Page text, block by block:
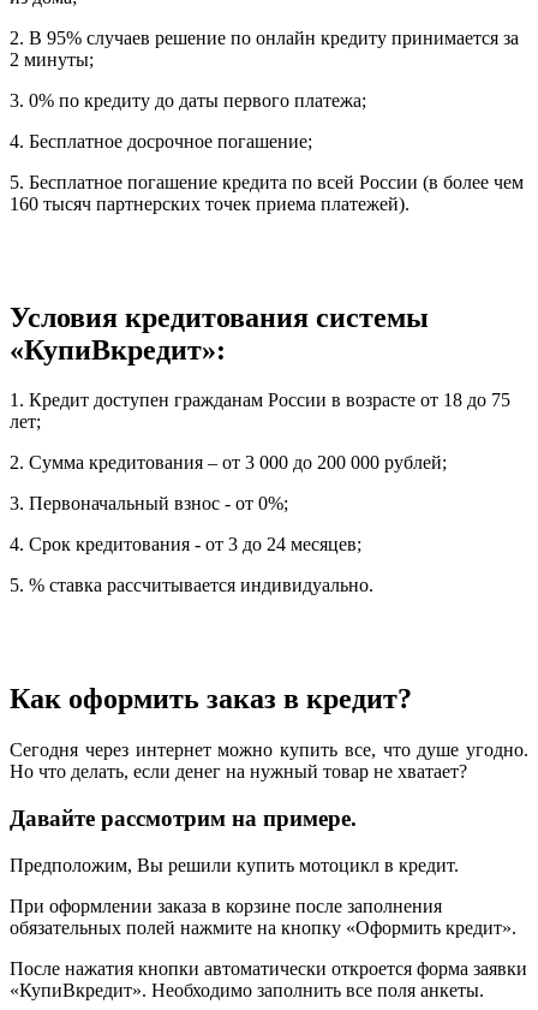
2. В 95% случаев решение по онлайн кредиту принимается за
2 минуты;
3. 0% по кредиту до даты первого платежа;
4. Бесплатное досрочное погашение;
5. Бесплатное погашение кредита по всей России (в более чем
160 тысяч партнерских точек приема платежей).
Условия кредитования системы
«КупиВкредит»:
1. Кредит доступен гражданам России в возрасте от 18 до 75
лет;
2. Сумма кредитования – от 3 000 до 200 000 рублей;
3. Первоначальный взнос - от 0%;
4. Срок кредитования - от 3 до 24 месяцев;
5. % ставка рассчитывается индивидуально.
Как оформить заказ в кредит?
Сегодня через интернет можно купить все, что душе угодно.
Но что делать, если денег на нужный товар не хватает?
Давайте рассмотрим на примере.
Предположим, Вы решили купить мотоцикл в кредит.
При оформлении заказа в корзине после заполнения
обязательных полей нажмите на кнопку «Оформить кредит».
После нажатия кнопки автоматически откроется форма заявки
«КупиВкредит». Необходимо заполнить все поля анкеты.